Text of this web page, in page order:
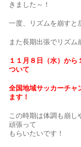
きました～！
一度、リズムを崩すと
また長期出張でリズム
１１月８日（水）か
ついて
全国地域サッカーチャ
ます！
この時期は体調も崩し
頑張って
もらいたいです！